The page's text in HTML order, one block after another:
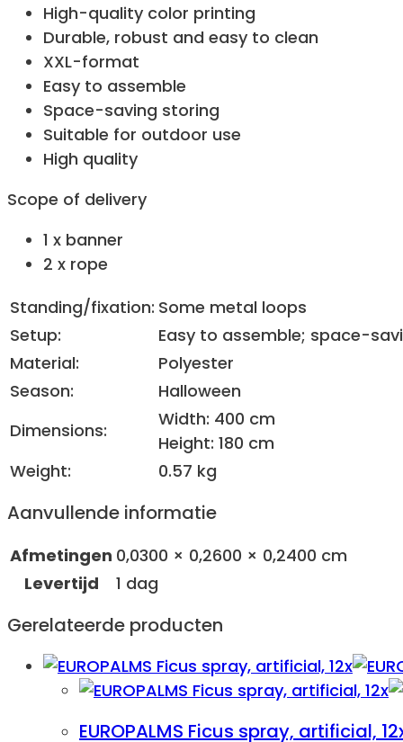
High-quality color printing
Durable, robust and easy to clean
XXL-format
Easy to assemble
Space-saving storing
Suitable for outdoor use
High quality
Scope of delivery
1 x banner
2 x rope
Standing/fixation: Some metal loops
Setup:
Easy to assemble; space-
Material:
Polyester
Season:
Halloween
Dimensions:
Width: 400 cm
Height: 180 cm
Weight:
0.57 kg
Aanvullende informatie
Afmetingen 0,0300 × 0,2600 × 0,2400 cm
Levertijd
1 dag
Gerelateerde producten
EUROPALMS Ficus spray, artificial,